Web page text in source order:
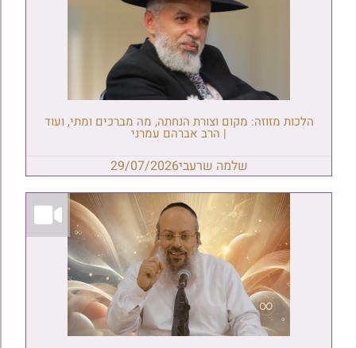
הלכות מזוזה: מקום וצורת הנחתה, מה מברכים ומתי, ועוד
| הרב אברהם עמרני
שלמה שרעבי29/07/2026